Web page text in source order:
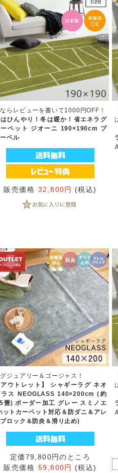
らレビューを書いて1000円OFF！
ひんやり！冬は暖か！省エネラグ
ーペット ジオーニ 190×190cm プ
ーベル
販売価格 32,800円 (税込)
ジュアリー＆ゴージャス！
アウトレット】 シャギーラグ ネオ
ラス NEOGLASS 140×200cm (約
畳) ボーダー加工 グレー スミノエ
ットカーペット対応＆防ダニ＆アレ
ロック＆防炎＆滑り止め)
定価79,800円のところ
販売価格 59,800円
(税込)